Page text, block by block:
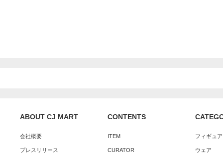
ABOUT CJ MART
会社概要
プレスリリース
CONTENTS
ITEM
CURATOR
フィギュ
ウェア